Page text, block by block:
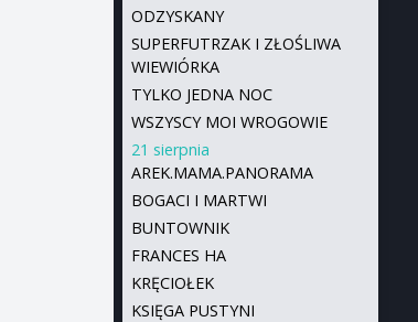
ODZYSKANY
SUPERFUTRZAK I ZŁOŚLIWA
WIEWIÓRKA
TYLKO JEDNA NOC
WSZYSCY MOI WROGOWIE
21 sierpnia
AREK.MAMA.PANORAMA
BOGACI I MARTWI
BUNTOWNIK
FRANCES HA
KRĘCIOŁEK
KSIĘGA PUSTYNI